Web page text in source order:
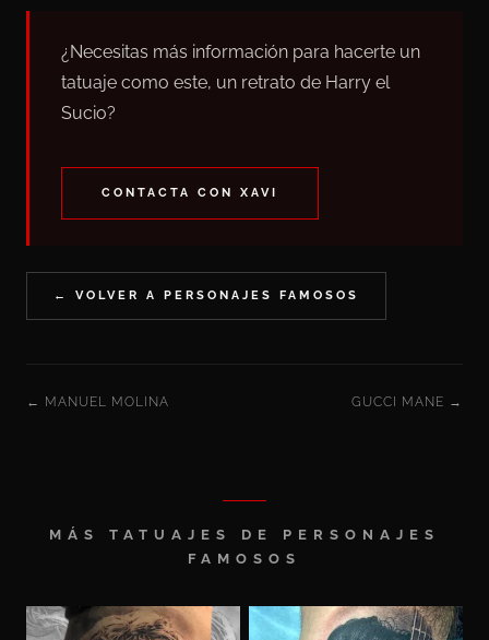
¿Necesitas más información para hacerte un
tatuaje como este, un retrato de Harry el
Sucio?
CONTACTA CON XAVI
← VOLVER A PERSONAJES FAMOSOS
← MANUEL MOLINA GUCCI MANE →
MÁS TATUAJES DE PERSONAJES
FAMOSOS